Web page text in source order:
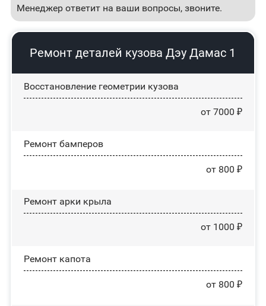
Менеджер ответит на ваши вопросы, звоните.
Ремонт деталей кузова Дэу Дамас 1
Восстановление геометрии кузова
от 7000 ₽
Ремонт бамперов
от 800 ₽
Ремонт арки крыла
от 1000 ₽
Ремонт капота
от 800 ₽